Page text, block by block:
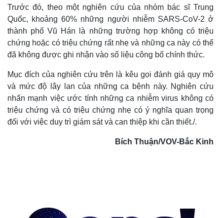
Trước đó, theo một nghiên cứu của nhóm bác sĩ Trung
Quốc, khoảng 60% những người nhiễm SARS-CoV-2 ở
thành phố Vũ Hán là những trường hợp không có triệu
chứng hoặc có triệu chứng rất nhẹ và những ca này có thể
đã không được ghi nhận vào số liệu công bố chính thức.
Mục đích của nghiên cứu trên là kêu gọi đánh giá quy mô
và mức độ lây lan của những ca bệnh này. Nghiên cứu
nhấn mạnh việc ước tính những ca nhiễm virus không có
triệu chứng và có triệu chứng nhẹ có ý nghĩa quan trọng
đối với việc duy trì giám sát và can thiệp khi cần thiết./.
Bích Thuận/VOV-Bắc Kinh